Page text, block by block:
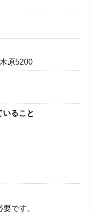
原5200
いること
です。